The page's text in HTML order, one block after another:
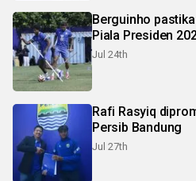
Berguinho
Piala Presiden
Jul 24th
Rafi Rasyiq
Persib Bandung
Jul 27th